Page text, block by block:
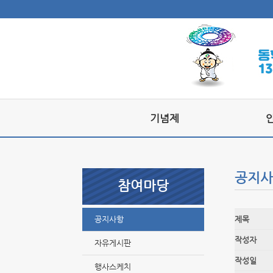
기념제
참여마당
공지사항
자유게시판
행사스케치
공지
제목
작성자
작성일